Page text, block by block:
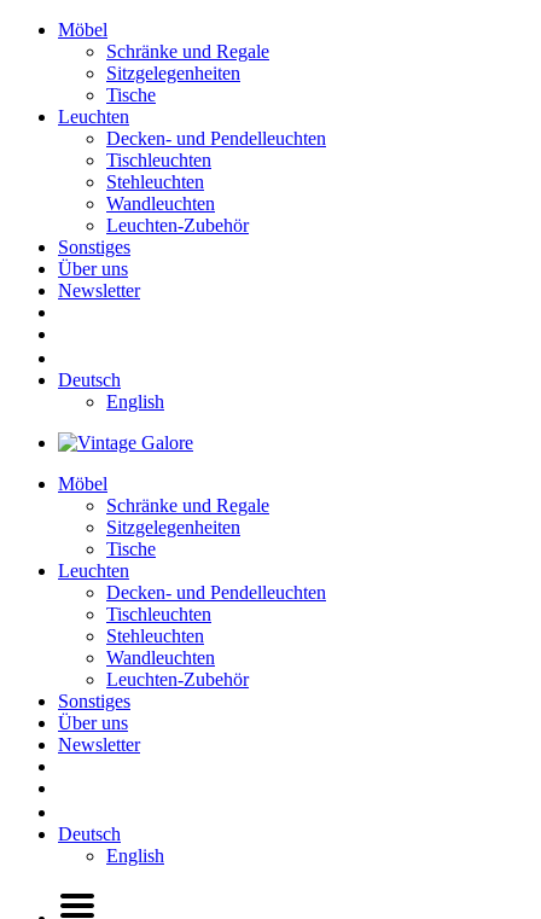
Möbel
Schränke und Regale
Sitzgelegenheiten
Tische
Leuchten
Decken- und Pendelleuchten
Tischleuchten
Stehleuchten
Wandleuchten
Leuchten-Zubehör
Sonstiges
Über uns
Newsletter
Deutsch
English
Möbel
Schränke und Regale
Sitzgelegenheiten
Tische
Leuchten
Decken- und Pendelleuchten
Tischleuchten
Stehleuchten
Wandleuchten
Leuchten-Zubehör
Sonstiges
Über uns
Newsletter
Deutsch
English